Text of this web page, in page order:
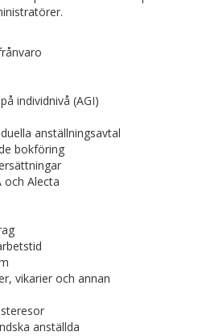
individnivå (AGI)
anställningsavtal
bokföring
och Alecta
vikarier och annan
anställda